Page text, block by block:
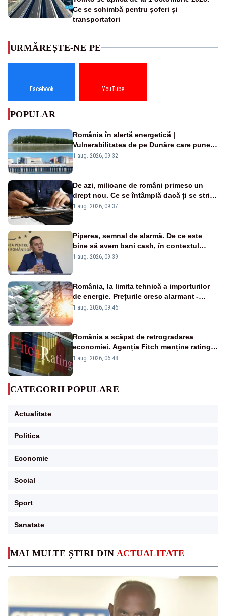
Ce se schimbă pentru șoferi și
transportatori
MAI MULTE ȘTIRI DIN ACTUALITATE
URMĂREȘTE-NE PE
Facebook YouTube
POPULAR
România în alertă energetică |
Vulnerabilitatea de pe Dunăre care pune
în pericol Centrala Cernavodă era
1 aug. 2026, 09:32
De azi, milioane de români primesc un
drept nou. Ce se întâmplă dacă ți se strică
un produs
1 aug. 2026, 09:37
Piperea, semnal de alarmă. De ce este
bine să avem bani cash, în contextul
alertei energetice?
1 aug. 2026, 09:39
România, la limita tehnică a importurilor
de energie. Prețurile cresc alarmant -
Analiză Realitatea Plus
1 aug. 2026, 09:46
România a scăpat de retrogradarea
economiei. Agenția Fitch menține ratingul
„BBB-” cu perspectivă negativă
1 aug. 2026, 06:48
CATEGORII POPULARE
Actualitate
Politica
Economie
Social
Sport
Sanatate